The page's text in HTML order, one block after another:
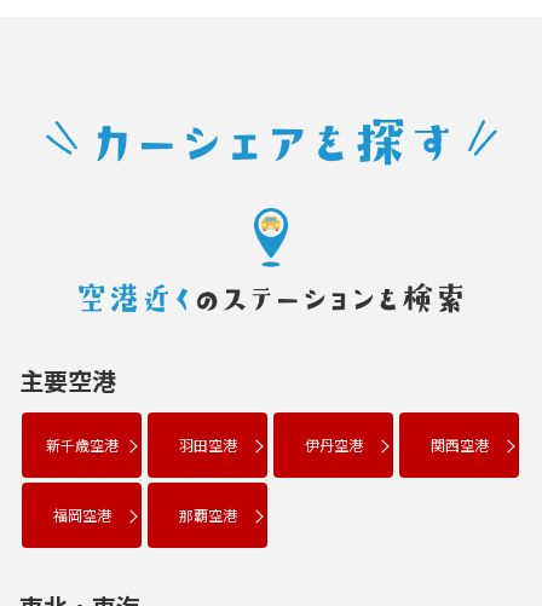
主要空港
新千歳空港 羽田空港 伊丹空港 関西空港
福岡空港 那覇空港